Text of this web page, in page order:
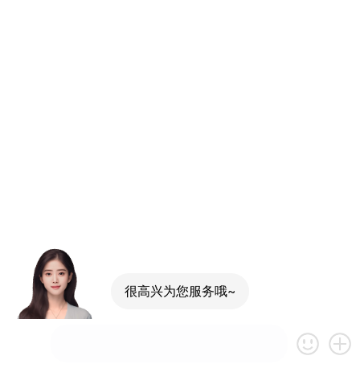
很高兴为您服务哦~